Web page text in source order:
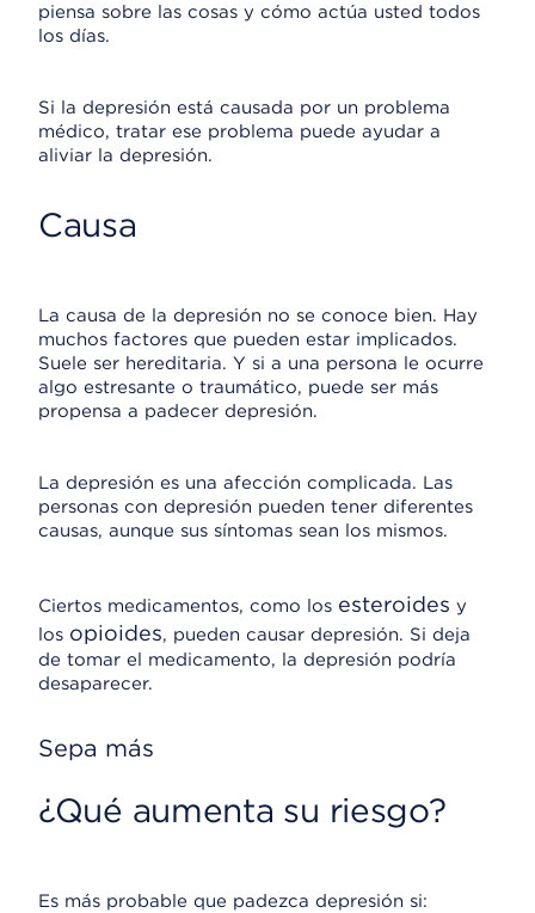
piensa sobre las cosas y cómo actúa usted todos
los días.
Si la depresión está causada por un problema
médico, tratar ese problema puede ayudar a
aliviar la depresión.
Causa
La causa de la depresión no se conoce bien. Hay
muchos factores que pueden estar implicados.
Suele ser hereditaria. Y si a una persona le ocurre
algo estresante o traumático, puede ser más
propensa a padecer depresión.
La depresión es una afección complicada. Las
personas con depresión pueden tener diferentes
causas, aunque sus síntomas sean los mismos.
Ciertos medicamentos, como los esteroides y
los opioides, pueden causar depresión. Si deja
de tomar el medicamento, la depresión podría
desaparecer.
Sepa más
¿Qué aumenta su riesgo?
Es más probable que padezca depresión si: